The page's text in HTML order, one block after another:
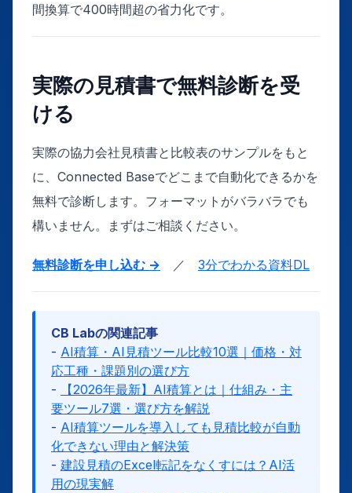
間換算で400時間超の省力化です。
実際の見積書で無料診断を受
ける
実際の協力会社見積書と比較表のサンプルをもと
に、Connected Baseでどこまで自動化できるかを
無料で診断します。フォーマットがバラバラでも
構いません。まずはご相談ください。
無料診断を申し込む → ／ 3分でわかる資料DL
CB Labの関連記事
- AI積算・AI見積ツール比較10選｜価格・対
応工種・課題別の選び方
-
【2026年最新】AI積算とは｜仕組み・主
要ツール7選・選び方を解説
- AI積算ツールを導入しても見積比較が自動
化できない理由と解決策
- 建設見積のExcel転記をなくすには？AI活
用の現実解